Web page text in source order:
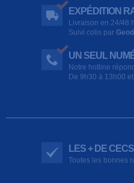
EXPÉDITION
Livraison en 24/48
Suivi colis par
UN SEUL
Notre hotline
De 9h30 à 13h00
LES + DE
Toutes les bonnes